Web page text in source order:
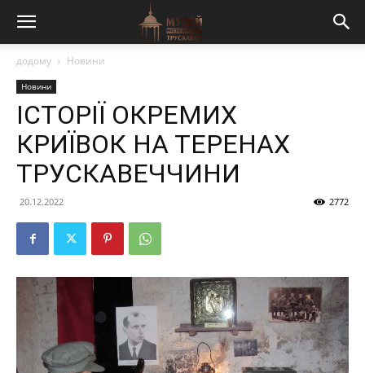
додому Новини
Новини
ІСТОРІЇ ОКРЕМИХ
КРИЇВОК НА ТЕРЕНАХ
ТРУСКАВЕЧЧИНИ
20.12.2022 2772